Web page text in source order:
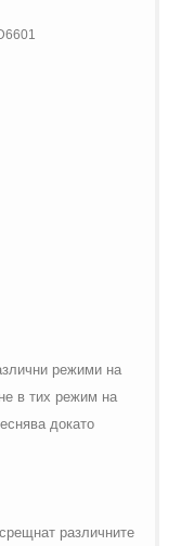
templates/
режими на
в тих режим на
докато
различните